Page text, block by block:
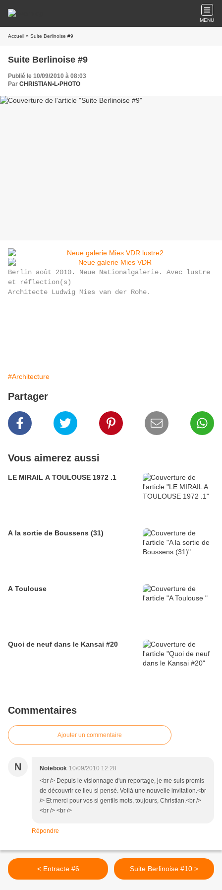
MENU
Accueil » Suite Berlinoise #9
Suite Berlinoise #9
Publié le 10/09/2010 à 08:03
Par CHRISTIAN•L•PHOTO
Berlin août 2010. Neue Nationalgalerie. Avec lustre
et réflection(s)
Architecte Ludwig Mies van der Rohe.
#Architecture
Partager
Vous aimerez aussi
LE MIRAIL A TOULOUSE 1972 .1
A la sortie de Boussens (31)
A Toulouse
Quoi de neuf dans le Kansai #20
Commentaires
Ajouter un commentaire
N Notebook 10/09/2010 12:28
<br /> Depuis le visionnage d'un reportage, je me suis promis
de découvrir ce lieu si pensé. Voilà une nouvelle invitation.<br
/> Et merci pour vos si gentils mots, toujours, Christian.<br />
<br /> <br />
Répondre
< Entracte #6 Suite Berlinoise #10 >